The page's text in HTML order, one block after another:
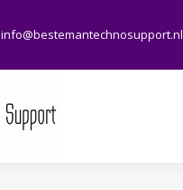
info@bestemantechnosupport.nl